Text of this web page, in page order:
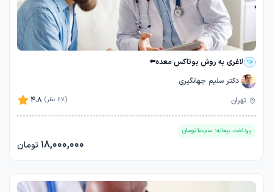
لاغری به روش بوتاکس معده⬅️
دکتر سلیم جهانگیری
4.8
(67 نظر) تهران
پرداخت بیعانه: 100,000 تومان
18,000,000تومان